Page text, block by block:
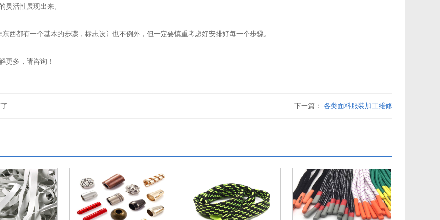
灵活性展现出来。
东西都有一个基本的步骤，标志设计也不例外，但一定要慎重考虑好安排好每一个步骤。
更多，请咨询！
下一篇： 各类面料服装加工维修